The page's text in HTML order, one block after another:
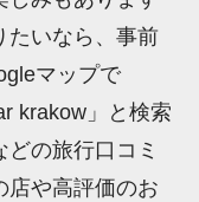
たいなら、事前
マップで
krakow」と検索
の旅行口コミ
店や高評価のお